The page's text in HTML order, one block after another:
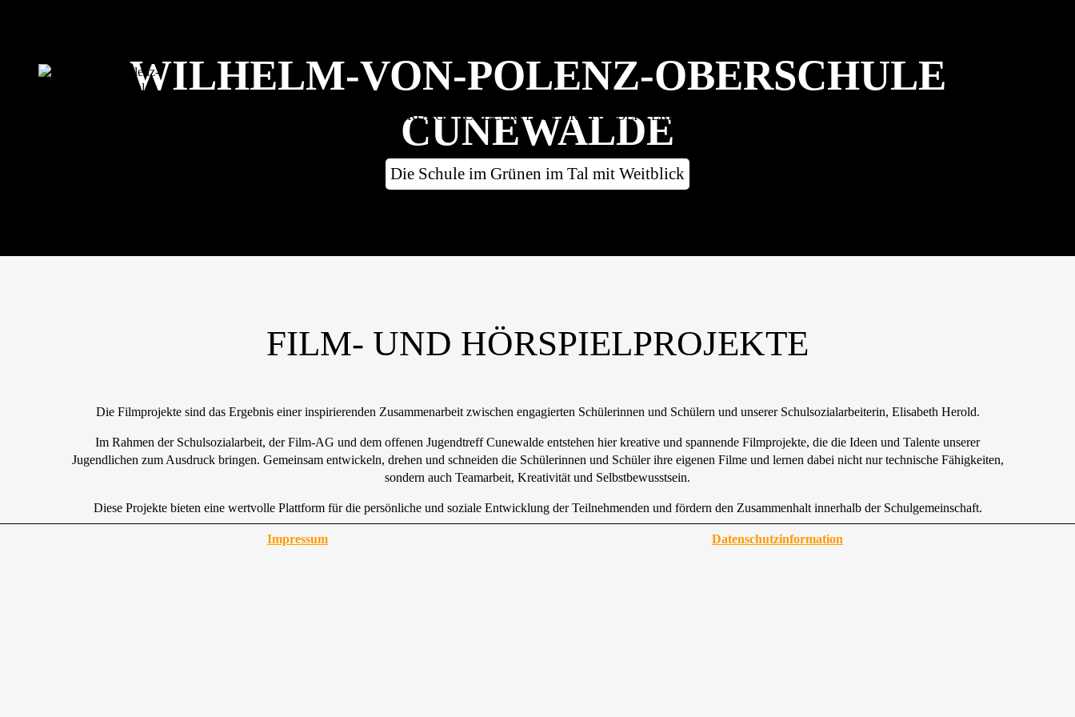
BERUFSBERATUNG/-ORIENTIERUNG SCHÜLERVERKEHR FÖRDERVEREIN
WILHELM-VON-POLENZ-OBERSCHULE
CUNEWALDE
Die Schule im Grünen im Tal mit Weitblick
FILM- UND HÖRSPIELPROJEKTE
Die Filmprojekte sind das Ergebnis einer inspirierenden Zusammenarbeit zwischen engagierten Schülerinnen und Schülern und unserer Schulsozialarbeiterin, Elisabeth Herold.
Im Rahmen der Schulsozialarbeit, der Film-AG und dem offenen Jugendtreff Cunewalde entstehen hier kreative und spannende Filmprojekte, die die Ideen und Talente unserer
Jugendlichen zum Ausdruck bringen. Gemeinsam entwickeln, drehen und schneiden die Schülerinnen und Schüler ihre eigenen Filme und lernen dabei nicht nur technische Fähigkeiten,
sondern auch Teamarbeit, Kreativität und Selbstbewusstsein.
Diese Projekte bieten eine wertvolle Plattform für die persönliche und soziale Entwicklung der Teilnehmenden und fördern den Zusammenhalt innerhalb der Schulgemeinschaft.
Impressum Datenschutzinformation